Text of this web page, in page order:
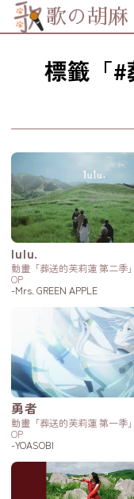
歌の胡麻
標籤「#
鏈結
lulu.
動畫「葬送的芙莉蓮 第二季
OP
-Mrs. GREEN APPLE
勇者
動畫「葬送的芙莉蓮 第一季
OP
-YOASOBI